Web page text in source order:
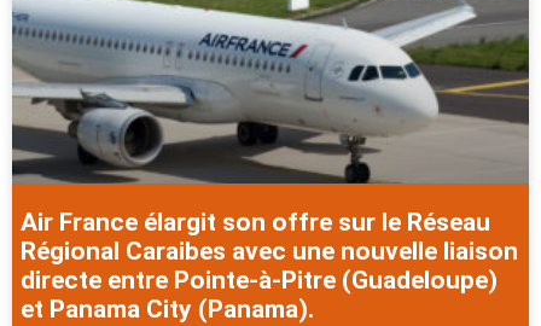
Air France élargit son offre sur le Réseau
Régional Caraibes avec une nouvelle liaison
directe entre Pointe-à-Pitre (Guadeloupe)
et Panama City (Panama).